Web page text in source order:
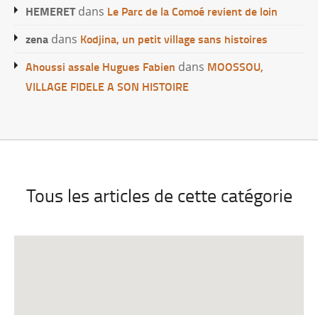
HEMERETdans Le Parc de la Comoé revient de loin
zena dans Kodjina, un petit village sans histoires
Ahoussi assale Hugues Fabien dans MOOSSOU,
VILLAGE FIDELE A SON HISTOIRE
Tous les articles de cette catégorie